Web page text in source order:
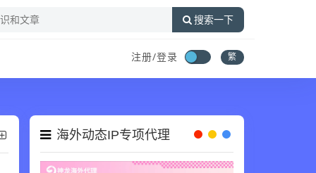
搜索一下
注册/登录 繁
海外动态IP专项代理